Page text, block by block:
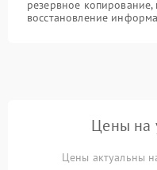
резервное
восстановление
Цены на
Цены актуальны